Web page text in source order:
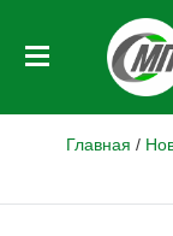
Главная /